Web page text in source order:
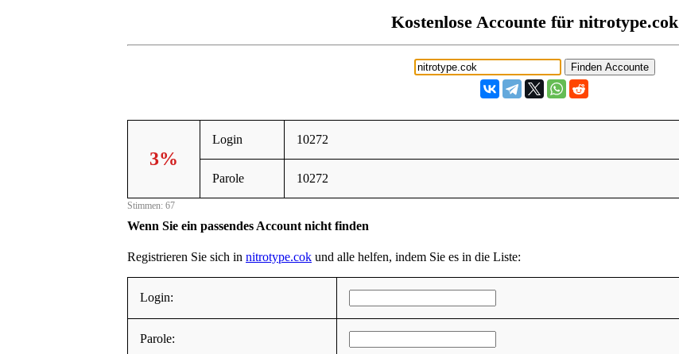
Kostenlose Accounte für nitrotype.cok
3%
Login 10272
Parole 10272
Stimmen: 67
Wenn Sie ein passendes Account nicht finden
Registrieren Sie sich in nitrotype.cok und alle helfen, indem Sie es in die Liste:
Login:
Parole: